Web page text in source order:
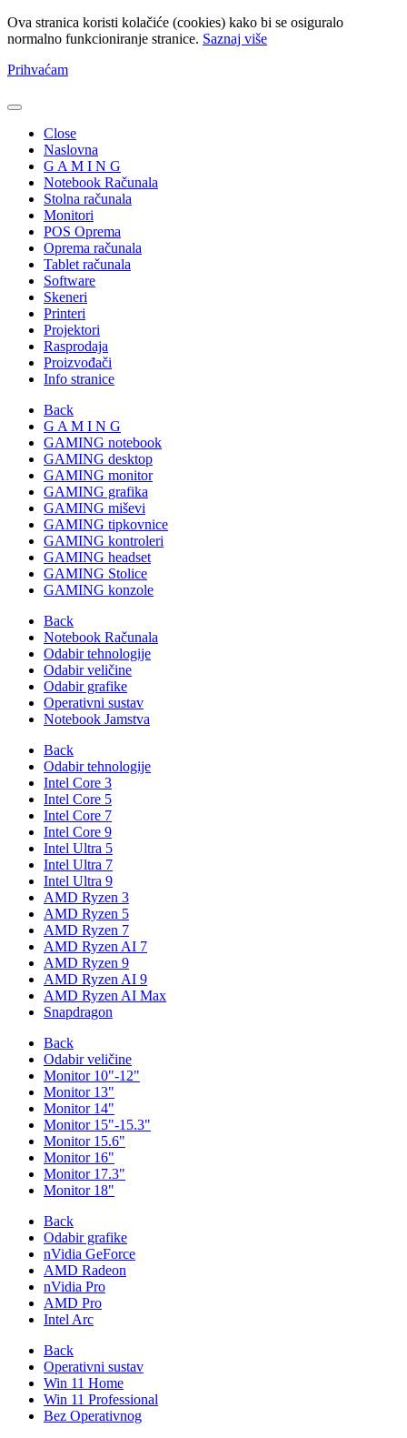
Ova stranica koristi kolačiće (cookies) kako bi se osiguralo
normalno funkcioniranje stranice. Saznaj više
Prihvaćam
Close
Naslovna
G A M I N G
Notebook Računala
Stolna računala
Monitori
POS Oprema
Oprema računala
Tablet računala
Software
Skeneri
Printeri
Projektori
Rasprodaja
Proizvođači
Info stranice
Back
G A M I N G
GAMING notebook
GAMING desktop
GAMING monitor
GAMING grafika
GAMING miševi
GAMING tipkovnice
GAMING kontroleri
GAMING headset
GAMING Stolice
GAMING konzole
Back
Notebook Računala
Odabir tehnologije
Odabir veličine
Odabir grafike
Operativni sustav
Notebook Jamstva
Back
Odabir tehnologije
Intel Core 3
Intel Core 5
Intel Core 7
Intel Core 9
Intel Ultra 5
Intel Ultra 7
Intel Ultra 9
AMD Ryzen 3
AMD Ryzen 5
AMD Ryzen 7
AMD Ryzen AI 7
AMD Ryzen 9
AMD Ryzen AI 9
AMD Ryzen AI Max
Snapdragon
Back
Odabir veličine
Monitor 10"-12"
Monitor 13"
Monitor 14"
Monitor 15"-15.3"
Monitor 15.6"
Monitor 16"
Monitor 17.3"
Monitor 18"
Back
Odabir grafike
nVidia GeForce
AMD Radeon
nVidia Pro
AMD Pro
Intel Arc
Back
Operativni sustav
Win 11 Home
Win 11 Professional
Bez Operativnog